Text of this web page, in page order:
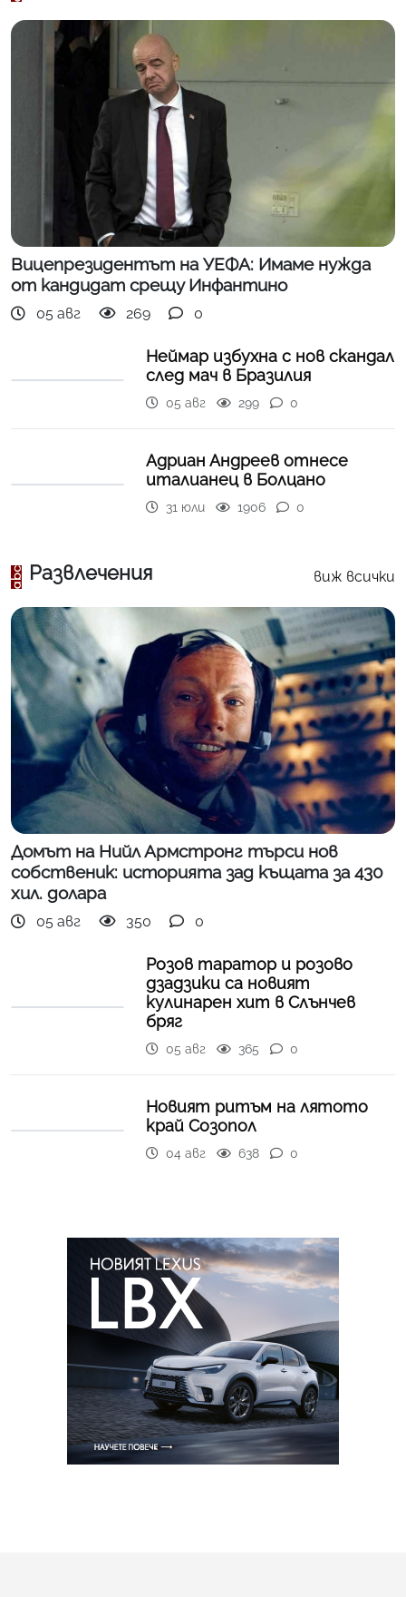
Вицепрезидентът на УЕФА: Имаме нужда
от кандидат срещу Инфантино
05 авг 269 0
Неймар избухна с нов скандал
след мач в Бразилия
05 авг 299 0
Адриан Андреев отнесе
италианец в Болцано
31 юли 1906 0
Развлечения виж всички
Домът на Нийл Армстронг търси нов
собственик: историята зад къщата за 430
хил. долара
05 авг 350 0
Розов таратор и розово
дзадзики са новият
кулинарен хит в Слънчев
бряг
05 авг 365 0
Новият ритъм на лятото
край Созопол
04 авг 638 0